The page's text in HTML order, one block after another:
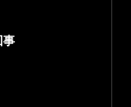
事